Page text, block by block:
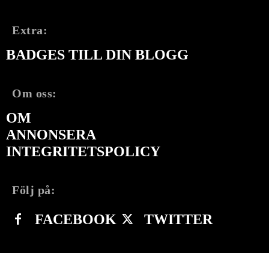
Extra:
BADGES TILL DIN BLOGG
Om oss:
OM
ANNONSERA
INTEGRITETSPOLICY
Följ på:
FACEBOOK TWITTER